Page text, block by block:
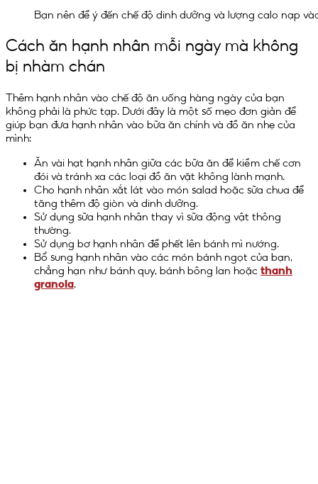
Bạn nên để ý đến chế độ dinh dưỡng và lượng calo nạp
Cách ăn hạnh nhân mỗi ngày mà không
bị nhàm chán
Thêm hạnh nhân vào chế độ ăn uống hàng ngày của bạn
không phải là phức tạp. Dưới đây là một số mẹo đơn giản để
giúp bạn đưa hạnh nhân vào bữa ăn chính và đồ ăn nhẹ của
mình:
Ăn vài hạt hạnh nhân giữa các bữa ăn để kiềm chế cơn
đói và tránh xa các loại đồ ăn vặt không lành mạnh.
Cho hạnh nhân xắt lát vào món salad hoặc sữa chua để
tăng thêm độ giòn và dinh dưỡng.
Sử dụng sữa hạnh nhân thay vì sữa động vật thông
thường.
Sử dụng bơ hạnh nhân để phết lên bánh mì nướng.
Bổ sung hạnh nhân vào các món bánh ngọt của bạn,
chẳng hạn như bánh quy, bánh bông lan hoặc thanh
granola